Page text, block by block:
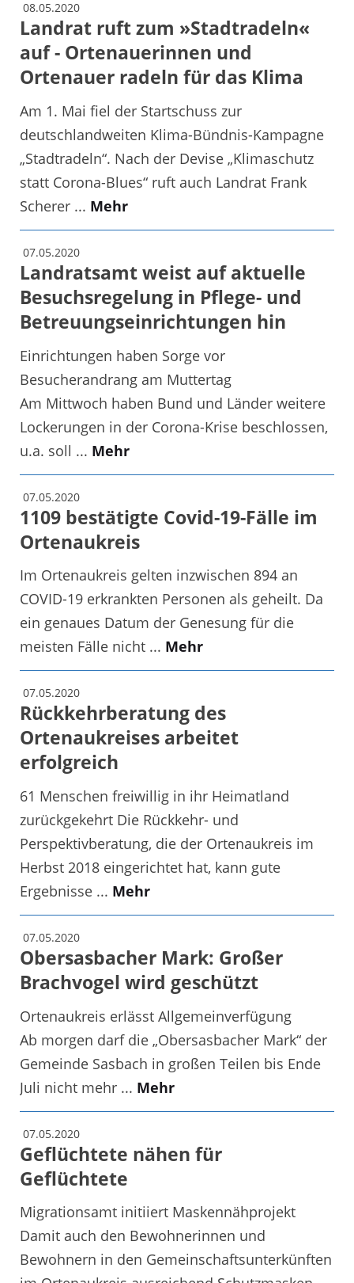
08.05.2020
Landrat ruft zum »Stadtradeln«
auf - Ortenauerinnen und
Ortenauer radeln für das Klima
Am 1. Mai fiel der Startschuss zur
deutschlandweiten Klima-Bündnis-Kampagne
„Stadtradeln“. Nach der Devise „Klimaschutz
statt Corona-Blues“ ruft auch Landrat Frank
Scherer ... Mehr
07.05.2020
Landratsamt weist auf aktuelle
Besuchsregelung in Pflege- und
Betreuungseinrichtungen hin
Einrichtungen haben Sorge vor
Besucherandrang am Muttertag
Am Mittwoch haben Bund und Länder weitere
Lockerungen in der Corona-Krise beschlossen,
u.a. soll ... Mehr
07.05.2020
1109 bestätigte Covid-19-Fälle im
Ortenaukreis
Im Ortenaukreis gelten inzwischen 894 an
COVID-19 erkrankten Personen als geheilt. Da
ein genaues Datum der Genesung für die
meisten Fälle nicht ... Mehr
07.05.2020
Rückkehrberatung des
Ortenaukreises arbeitet
erfolgreich
61 Menschen freiwillig in ihr Heimatland
zurückgekehrt Die Rückkehr- und
Perspektivberatung, die der Ortenaukreis im
Herbst 2018 eingerichtet hat, kann gute
Ergebnisse ... Mehr
07.05.2020
Obersasbacher Mark: Großer
Brachvogel wird geschützt
Ortenaukreis erlässt Allgemeinverfügung
Ab morgen darf die „Obersasbacher Mark“ der
Gemeinde Sasbach in großen Teilen bis Ende
Juli nicht mehr ... Mehr
07.05.2020
Geflüchtete nähen für
Geflüchtete
Migrationsamt initiiert Maskennähprojekt
Damit auch den Bewohnerinnen und
Bewohnern in den Gemeinschaftsunterkünften